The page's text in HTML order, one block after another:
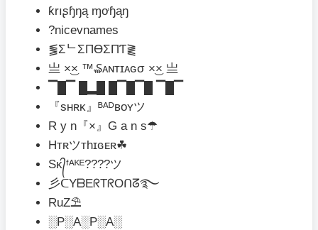
ƙrıʂɧŋą ɱơɧąŋ
?nicevnames
⪓ΣᄂΣПӨΣПƬ⪔
亗 ×͜× ™₷ᴀɴтɪᴀɢσ ×͜× 亗
▔█▔ █▂█ █▔█▔█ ▔█▔
『sʜʀᴋ』ᴮᴬᴰʙᴏʏツ
R y n『×』G a n s☂
Hᴛʀツᴛhɪɢᴇʀ☘
Sᴋ᭄ᶠᴬᴷᴱ????ツ
彡ᑕYᗷEᖇTᖇOᑎᘔ࿐
RuZ⛱
░P░A░P░A░